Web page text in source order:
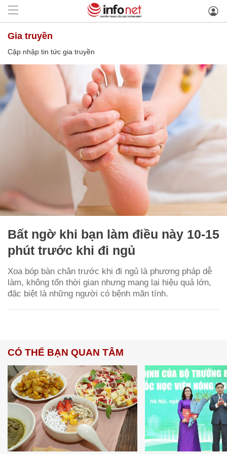
gia truyền
Cập nhập tin tức gia truyền
Bất ngờ khi bạn làm điều này 10-15
phút trước khi đi ngủ
Xoa bóp bàn chân trước khi đi ngủ là phương pháp dễ
làm, không tốn thời gian nhưng mang lại hiệu quả lớn,
đặc biệt là những người có bệnh mãn tính.
CÓ THỂ BẠN QUAN TÂM